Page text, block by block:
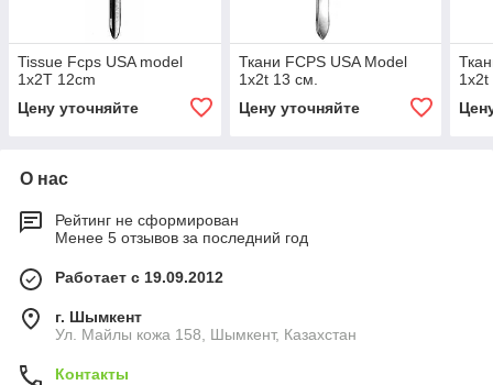
Tissue Fcps USA model
1x2T 12cm
Цену уточняйте
Ткани FCPS USA Model
1x2t 13 см.
Цену уточняйте
О нас
Рейтинг не сформирован
Менее 5 отзывов за последний год
Работает с 19.09.2012
г. Шымкент
Ул. Майлы кожа 158, Шымкент, Казахстан
Контакты